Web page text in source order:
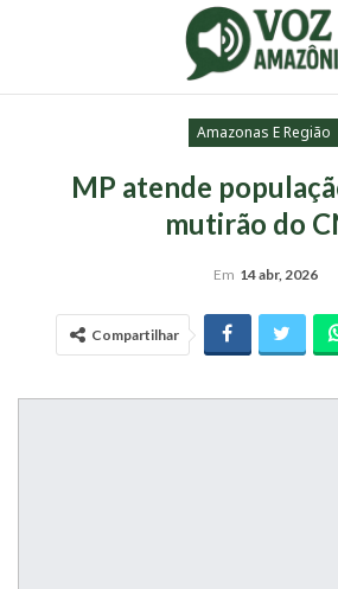
Amazonas E Região
MP atende
mutirão do
Em 14 abr, 2026
Compartilhar